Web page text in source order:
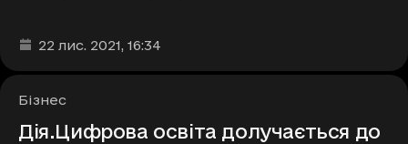
Дата та час публікації
22 лис. 2021, 16:34
Рубрики
Бізнес
Дія.Цифрова освіта долучається до